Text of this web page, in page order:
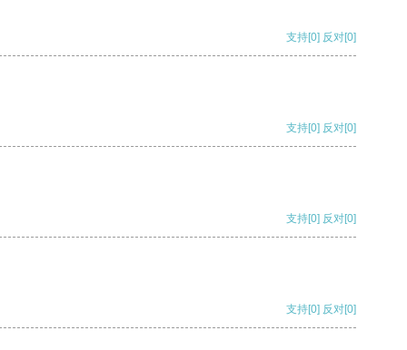
支持[0] 反对[0]
支持[0] 反对[0]
支持[0] 反对[0]
支持[0] 反对[0]